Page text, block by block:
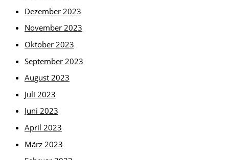
Dezember 2023
November 2023
Oktober 2023
September 2023
August 2023
Juli 2023
Juni 2023
April 2023
März 2023